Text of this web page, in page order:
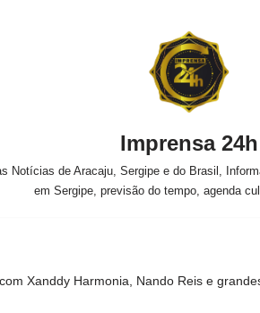
Imprensa 24h
Notícias de Aracaju, Sergipe e do Brasil,
em Sergipe, previsão do tempo, agenda
Xanddy Harmonia, Nando Reis e